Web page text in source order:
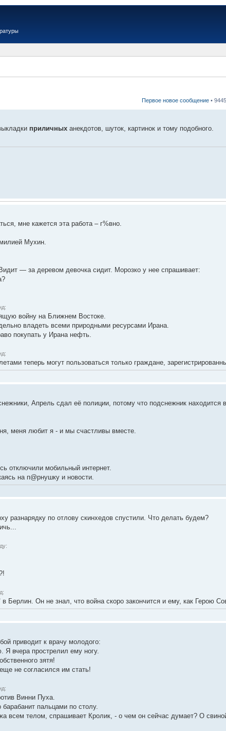
Первое новое сообщение •
приличных анекдотов, шуток, картинок и тому подобного.
мне кажется эта работа – г%вно.
Мухин.
— за деревом девочка сидит. Морозко у нее спрашивает:
войну на Ближнем Востоке.
владеть всеми природными ресурсами Ирана.
покупать у Ирана нефть.
теперь могут пользоваться только граждане,
Апрель сдал её полиции, потому что подснежник находится
меня любит я - и мы счастливы вместе.
отключили мобильный интернет.
на п@рнушку и новости.
разнарядку по отлову скинхедов спустили. Что делать будем?
Берлин. Он не знал, что война скоро закончится и ему, как Герою
приводит к врачу молодого:
Я вчера прострелил ему ногу.
зятя!
не согласился им стать!
Винни Пуха.
пальцами по столу.
всем телом, спрашивает Кролик, - о чем он сейчас думает? О